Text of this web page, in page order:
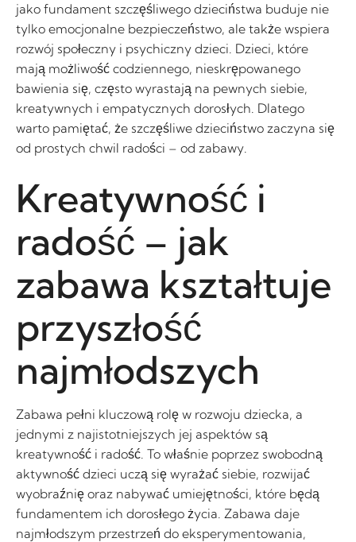
jako fundament szczęśliwego dzieciństwa buduje nie
tylko emocjonalne bezpieczeństwo, ale także wspiera
rozwój społeczny i psychiczny dzieci. Dzieci, które
mają możliwość codziennego, nieskrępowanego
bawienia się, często wyrastają na pewnych siebie,
kreatywnych i empatycznych dorosłych. Dlatego
warto pamiętać, że szczęśliwe dzieciństwo zaczyna się
od prostych chwil radości – od zabawy.
Kreatywność i
radość – jak
zabawa kształtuje
przyszłość
najmłodszych
Zabawa pełni kluczową rolę w rozwoju dziecka, a
jednymi z najistotniejszych jej aspektów są
kreatywność i radość. To właśnie poprzez swobodną
aktywność dzieci uczą się wyrażać siebie, rozwijać
wyobraźnię oraz nabywać umiejętności, które będą
fundamentem ich dorosłego życia. Zabawa daje
najmłodszym przestrzeń do eksperymentowania,